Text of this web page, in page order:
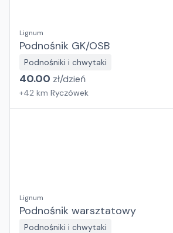
Lignum
Podnośnik GK/OSB
Podnośniki i chwytaki
40.00 zł/dzień
+42 km Ryczówek
Lignum
Podnośnik warsztatowy
Podnośniki i chwytaki